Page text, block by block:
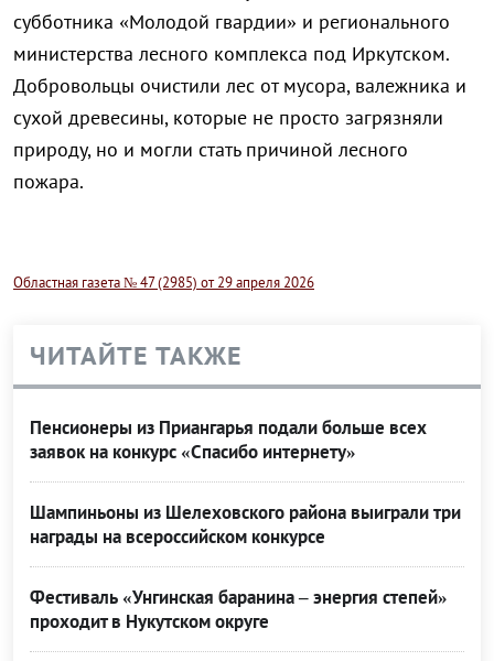
субботника «Молодой гвардии» и регионального
министерства лесного комплекса под Иркутском.
Добровольцы очистили лес от мусора, валежника и
сухой древесины, которые не просто загрязняли
природу, но и могли стать причиной лесного
пожара.
Областная газета № 47 (2985) от 29 апреля 2026
ЧИТАЙТЕ ТАКЖЕ
Пенсионеры из Приангарья подали больше всех
заявок на конкурс «Спасибо интернету»
Шампиньоны из Шелеховского района выиграли три
награды на всероссийском конкурсе
Фестиваль «Унгинская баранина – энергия степей»
проходит в Нукутском округе